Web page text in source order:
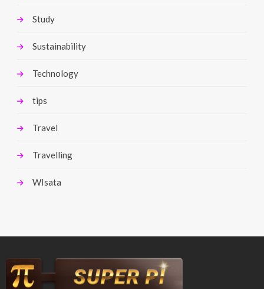
Study
Sustainability
Technology
tips
Travel
Travelling
WIsata